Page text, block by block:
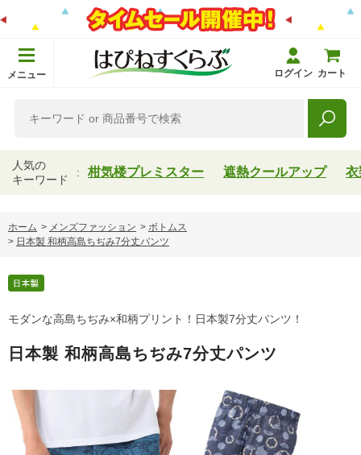
メニュー ログイン カート
人気の
キーワード
柑気楼プレミスター 遮熱クールアップ 衣
ホーム > メンズファッション > ボトムス
> 日本製 和柄高島ちぢみ7分丈パンツ
モダンな高島ちぢみ×和柄プリント！日本製7分丈パンツ！
日本製 和柄高島ちぢみ7分丈パンツ